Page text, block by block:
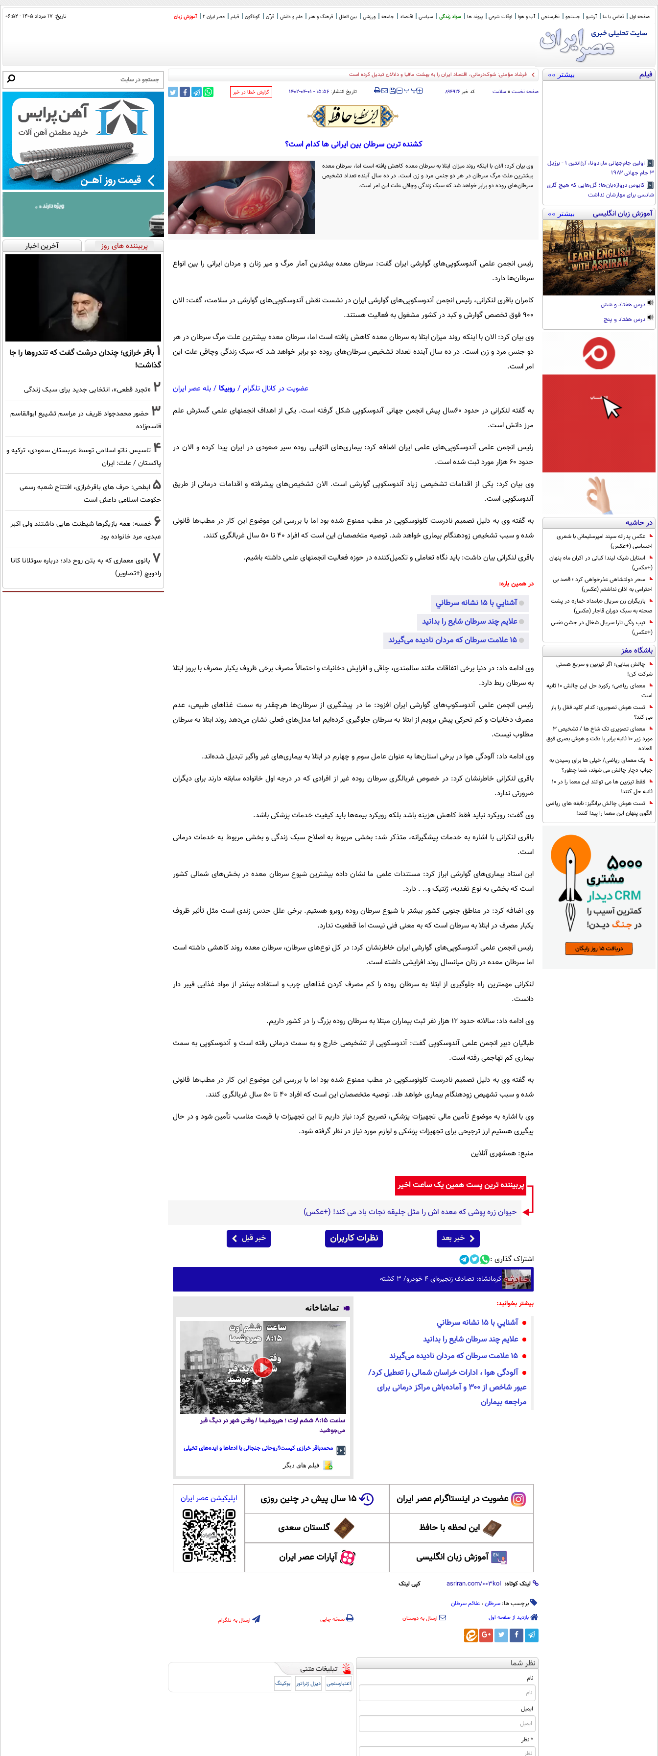
صفحه اول تماس با ما آرشیو جستجو نظرسنجی آب و هوا اوقات شرعی پیوند ها سواد زندگی سیاسی اقتصاد جامعه ورزشی بین الملل فرهنگ و هنر علم و دانش قرآن گوناگون فیلم عصر ایران 2 آموزش زبان تاریخ: ۱۷ مرداد ۱۴۰۵ - ۰۶:۵۲
فیلم بیشتر »»
اولین جام‌جهانی مارادونا، آرژانتین ۱ - برزیل
۳ جام جهانی ۱۹۸۲
کابوس دروازه‌بان‌ها؛ گل‌هایی که هیچ گلری
شانسی برای مهارشان نداشت
آموزش زبان انگلیسی بیشتر »»
درس هفتاد و شش
درس هفتاد و پنج
در حاشیه
عکس پدرانه سپند امیرسلیمانی با شعری
احساسی (+عکس)
استایل شیک لیندا کیانی در اکران ماه پنهان
(+عکس)
سحر دولتشاهی عذرخواهی کرد ؛ قصد بی
احترامی به اذان نداشتم (عکس)
بازیگران زن سریال «بامداد خمار» در پشت
صحنه به سبک دوران قاجار (عکس)
تیپ رنگی تارا سریال شغال در جشن نفس
(+عکس)
باشگاه مغز
چالش بینایی؛ اگر تیزبین و سریع هستی
شرکت کن!
معمای ریاضی؛ رکورد حل این چالش 10 ثانیه
است
تست هوش تصویری: کدام کلید قفل را باز
می کند؟
معمای تصویری تک شاخ ها / تشخیص 3
مورد زیر 10 ثانیه برابر با دقت و هوش بصری فوق
العاده
یک معمای ریاضی/ خیلی ها برای رسیدن به
جواب دچار چالش می شوند، شما چطور؟
فقط تیزبین ها می توانند این معما را در 10
ثانیه حل کنند!
تست هوش چالش برانگیز: نابغه های ریاضی
الگوی پنهان این معما را پیدا کنند!
داروها _
صفحه نخست » سلامت کد خبر ۸۹۴۹۲۶ ‍‍‍ پپ تاریخ انتشار: ۱۵:۵۶ - ۰۱-۰۴-۱۴۰۲ ‌گزارش خطا در خبر
کشنده‌ ترین سرطان بین ایرانی‌ ها کدام است؟
وی بیان کرد: الان با اینکه روند میزان ابتلا به سرطان معده کاهش یافته است اما، سرطان معده
بیشترین علت مرگ سرطان در هر دو جنس مرد و زن است. در ده سال آینده تعداد تشخیص
سرطان‌های روده دو برابر خواهد شد که سبک زندگی وچاقی علت این امر است.
رئیس انجمن علمی آندوسکوپی‌های گوارشی ایران گفت: سرطان معده بیشترین آمار مرگ و میر زنان و مردان ایرانی را بین انواع
سرطان‌ها دارد.
کامران باقری لنکرانی، رئیس انجمن آندوسکوپی‌های گوارشی ایران در نشست نقش آندوسکوپی‌های گوارشی در سلامت، گفت: الان
۹۰۰ فوق تخصص گوارش و کبد در کشور مشغول به فعالیت هستند.
وی بیان کرد: الان با اینکه روند میزان ابتلا به سرطان معده کاهش یافته است اما، سرطان معده بیشترین علت مرگ سرطان در هر
دو جنس مرد و زن است. در ده سال آینده تعداد تشخیص سرطان‌های روده دو برابر خواهد شد که سبک زندگی وچاقی علت این
امر است.
عضویت در کانال تلگرام / روبیکا / بله عصر ایران
به گفته لنکرانی در حدود ۶۰سال پیش انجمن جهانی آندوسکوپی شکل گرفته است. یکی از اهداف انجمنهای علمی گسترش علم
مرز دانش است.
رئیس انجمن علمی آندوسکوپی‌های علمی ایران اضافه کرد: بیماری‌های التهابی روده سیر صعودی در ایران پیدا کرده و الان در
حدود ۶۰ هزار مورد ثبت شده است.
وی بیان کرد: یکی از اقدامات تشخیصی زیاد آندوسکوپی گوارشی است. الان تشخیص‌های پیشرفته و اقدامات درمانی از طریق
آندوسکوپی است.
به گفته وی به دلیل تصمیم نادرست کلونوسکوپی در مطب ممنوع شده بود اما با بررسی این موضوع این کار در مطب‌ها قانونی
شده و سبب تشخیص زودهنگام بیماری خواهد شد. توصیه متخصصان این است که افراد ۴۰ تا ۵۰ سال غربالگری کنند.
باقری لنکرانی بیان داشت: باید نگاه تعاملی و تکمیل‌کننده در حوزه فعالیت انجمنهای علمی داشته باشیم.
در همین باره:
آشنايي با 15 نشانه سرطاني
علایم چند سرطان شایع را بدانید
15 علامت سرطان که مردان نادیده می‌گیرند
وی ادامه داد: در دنیا برخی اتفاقات مانند سالمندی، چاقی و افزایش دخانیات و احتمالاً مصرف برخی ظروف یکبار مصرف با بروز ابتلا
به سرطان ربط دارد.
رئیس انجمن علمی آندوسکوپ‌های گوارشی ایران افزود: ما در پیشگیری از سرطان‌ها هرچقدر به سمت غذاهای طبیعی، عدم
مصرف دخانیات و کم تحرکی پیش برویم از ابتلا به سرطان جلوگیری کرده‌ایم اما مدل‌های فعلی نشان می‌دهد روند ابتلا به سرطان
مطلوب نیست.
وی ادامه داد: آلودگی هوا در برخی استان‌ها به عنوان عامل سوم و چهارم در ابتلا به بیماری‌های غیر واگیر تبدیل شده‌اند.
باقری لنکرانی خاطرنشان کرد: در خصوص غربالگری سرطان روده غیر از افرادی که در درجه اول خانواده سابقه دارند برای دیگران
ضرورتی ندارد.
وی گفت: رویکرد نباید فقط کاهش هزینه باشد بلکه رویکرد بیمه‌ها باید کیفیت خدمات پزشکی باشد.
باقری لنکرانی با اشاره به خدمات پیشگیرانه، متذکر شد: بخشی مربوط به اصلاح سبک زندگی و بخشی مربوط به خدمات درمانی
است.
این استاد بیماری‌های گوارشی ابراز کرد: مستندات علمی ما نشان داده بیشترین شیوع سرطان معده در بخش‌های شمالی کشور
است که بخشی به نوع تغدیه، ژنتیک و.. ‌. دارد.
وی اضافه کرد: در مناطق جنوبی کشور بیشتر با شیوع سرطان روده روبرو هستیم. برخی علل حدس زندی است مثل تأثیر ظروف
یکبار مصرف در ابتلا به سرطان است که به معنی فنی نیست اما قطعیت ندارد.
رئیس انجمن علمی آندوسکوپی‌های گوارشی ایران خاطرنشان کرد: در کل نوع‌های سرطان، سرطان معده روند کاهشی داشته است
اما سرطان معده در زنان میانسال روند افزایشی داشته است.
لنکرانی مهمترین راه جلوگیری از ابتلا به سرطان روده را کم مصرف کردن غذاهای چرب و استفاده بیشتر از مواد غذایی فیبر دار
دانست.
وی ادامه داد: سالانه حدود ۱۲ هزار نفر ثبت بیماران مبتلا به سرطان روده بزرگ را در کشور داریم.
طبائیان دبیر انجمن علمی آندوسکوپی گفت: آندوسکوپی از تشخیصی خارج و به سمت درمانی رفته است و آندوسکوپی به سمت
بیماری کم تهاجمی رفته است.
به گفته وی به دلیل تصمیم نادرست کلونوسکوپی در مطب ممنوع شده بود اما با بررسی این موضوع این کار در مطب‌ها قانونی
شده و سبب تشهیص زودهنگام بیماری خواهد طد. توصیه متخصصان این است که افراد ۴۰ تا ۵۰ سال غربالگری کنند.
وی با اشاره به موضوع تأمین مالی تجهیزات پزشکی، تصریح کرد: نیاز داریم تا این تجهیزات با قیمت مناسب تأمین شود و در حال
پیگیری هستیم ارز ترجیحی برای تجهیزات پزشکی و لوازم مورد نیاز در نظر گرفته شود.
منبع: همشهری آنلاین
پربیننده ترین پست همین یک ساعت اخیر
حیوان زره پوشی که معده اش را مثل جلیقه نجات باد می کند! (+عکس)
خبر بعد نظرات کاربران خبر قبل
اشتراک گذاری :
کرمانشاه: تصادف زنجیره‌ای ۴ خودرو/ ۳ کشته
بیشتر بخوانید:
آشنايي با 15 نشانه سرطاني
علایم چند سرطان شایع را بدانید
15 علامت سرطان که مردان نادیده می‌گیرند
آلودگی هوا ، ادارات خراسان شمالی را تعطیل کرد/
عبور شاخص از ۳۰۰ و آماده‌باش مراکز درمانی برای
مراجعه بیماران
تماشاخانه
ساعت ۸:۱۵ ششم اوت ؛ هیروشیما / وقتی شهر در دیگ قیر
می‌جوشید
محمدباقر خرازی کیست؟روحانی جنجالی با ادعاها و ایده‌های تخیلی
فیلم های دیگر
عضویت در اینستاگرام عصر ایران ۱۵ سال پیش در چنین روزی
این لحظه با حافظ گلستان سعدی
آموزش زبان انگلیسی آپارات عصر ایران
اپلیکیشن عصر ایران
لینک کوتاه: کپی لینک
برچسب ها: سرطان ، علائم سرطان
بازدید از صفحه اول ارسال به دوستان نسخه چاپی ارسال به تلگرام
نظر شما
نام
ایمیل
* نظر
اعتبارسنجی دیزل ژنراتور بوکینگ
پربیننده های روز آخرین اخبار
1 باقر خرازی؛ چندان درشت گفت که تندروها را جا
گذاشت!
2 «تجرد قطعی»، انتخابی جدید برای سبک زندگی
3 حضور محمدجواد ظریف در مراسم تشییع ابوالقاسم
قاسم‌زاده
4 تاسیس ناتو اسلامی توسط عربستان سعودی، ترکیه و
پاکستان / علت: ایران
5 ابطحی: حرف های باقرخرازی، افتتاح شعبه رسمی
حکومت اسلامی داعش است
6 خمسه: همه بازیگرها شیطنت هایی داشتند ولی اکبر
عبدی، مرد خانواده بود
7 بانوی معماری که به بتن روح داد؛ درباره سوتلانا کانا
رادویچ (+تصاویر)